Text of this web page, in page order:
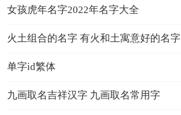
女孩虎年名字2022年名字大全
火土组合的名字 有火和土寓意好的名字
单字id繁体
九画取名吉祥汉字 九画取名常用字